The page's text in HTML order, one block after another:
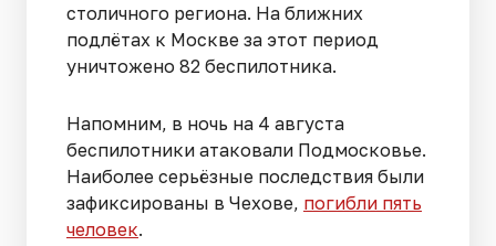
столичного региона. На ближних
подлётах к Москве за этот период
уничтожено 82 беспилотника.
Напомним, в ночь на 4 августа
беспилотники атаковали Подмосковье.
Наиболее серьёзные последствия были
зафиксированы в Чехове, погибли пять
человек.